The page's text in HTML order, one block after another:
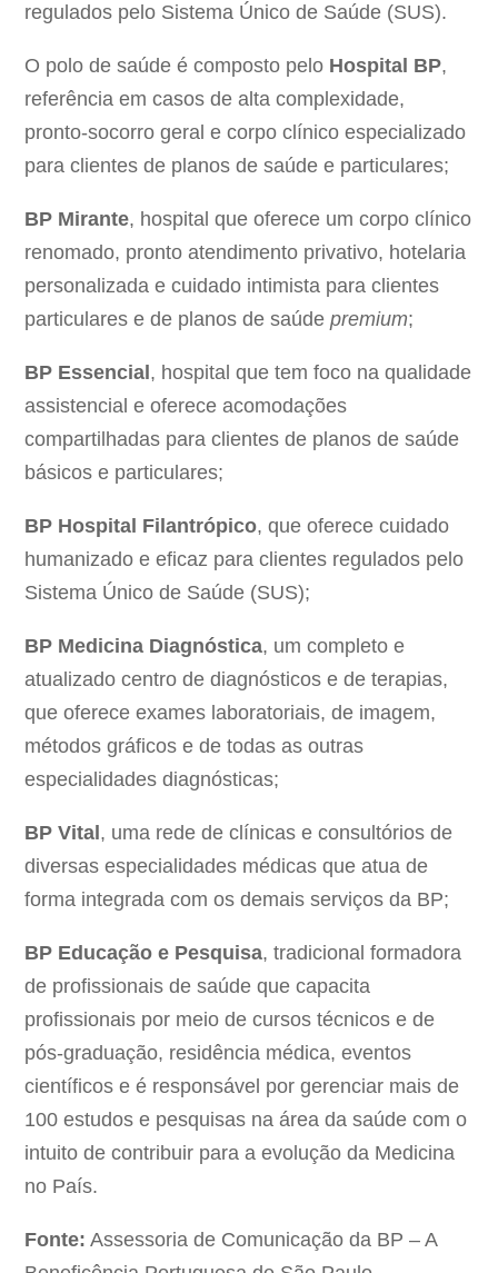
regulados pelo Sistema Único de Saúde (SUS).
O polo de saúde é composto pelo Hospital BP,
referência em casos de alta complexidade,
pronto-socorro geral e corpo clínico especializado
para clientes de planos de saúde e particulares;
BP Mirante, hospital que oferece um corpo clínico
renomado, pronto atendimento privativo, hotelaria
personalizada e cuidado intimista para clientes
particulares e de planos de saúdepremium;
BP Essencial , hospital que tem foco na qualidade
assistencial e oferece acomodações
compartilhadas para clientes de planos de saúde
básicos e particulares;
BP Hospital Filantrópico, que oferece cuidado
humanizado e eficaz para clientes regulados pelo
Sistema Único de Saúde (SUS);
BP Medicina Diagnóstica, um completo e
atualizado centro de diagnósticos e de terapias,
que oferece exames laboratoriais, de imagem,
métodos gráficos e de todas as outras
especialidades diagnósticas;
BP Vital , uma rede de clínicas e consultórios de
diversas especialidades médicas que atua de
forma integrada com os demais serviços da BP;
BP Educação e Pesquisa, tradicional formadora
de profissionais de saúde que capacita
profissionais por meio de cursos técnicos e de
pós-graduação, residência médica, eventos
científicos e é responsável por gerenciar mais de
100 estudos e pesquisas na área da saúde com o
intuito de contribuir para a evolução da Medicina
no País.
Fonte: Assessoria de Comunicação da BP – A